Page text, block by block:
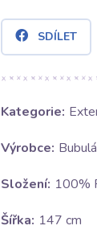
SDÍLET
Kategorie:
Výrobce:
Složení: 100%
Šířka: 147 cm